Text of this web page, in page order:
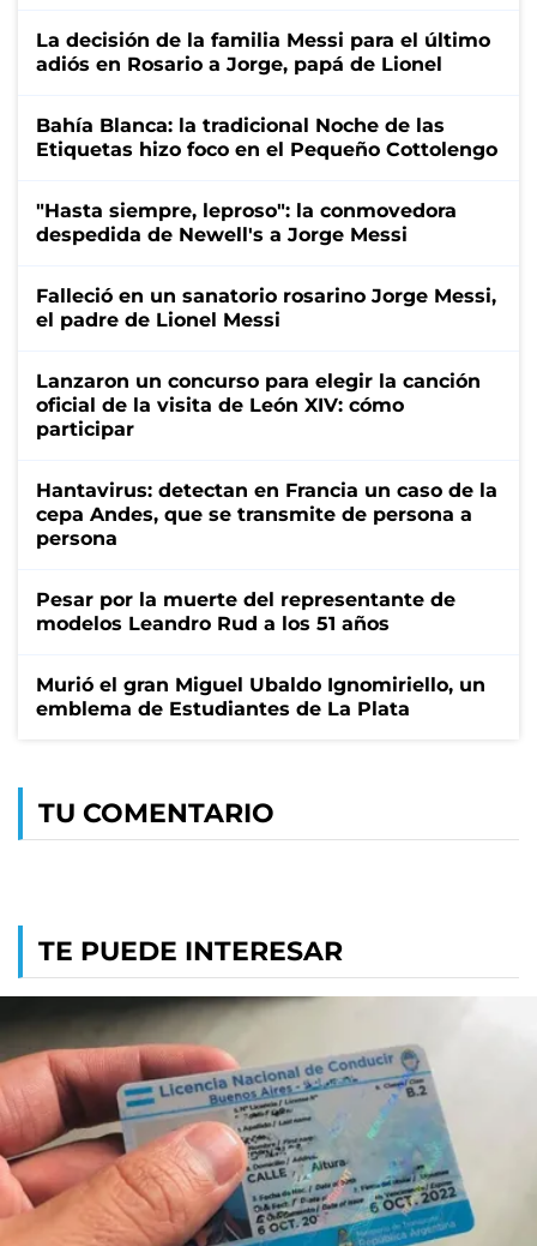
La decisión de la familia Messi para el último
adiós en Rosario a Jorge, papá de Lionel
Bahía Blanca: la tradicional Noche de las
Etiquetas hizo foco en el Pequeño Cottolengo
"Hasta siempre, leproso": la conmovedora
despedida de Newell's a Jorge Messi
Falleció en un sanatorio rosarino Jorge Messi,
el padre de Lionel Messi
Lanzaron un concurso para elegir la canción
oficial de la visita de León XIV: cómo
participar
Hantavirus: detectan en Francia un caso de la
cepa Andes, que se transmite de persona a
persona
Pesar por la muerte del representante de
modelos Leandro Rud a los 51 años
Murió el gran Miguel Ubaldo Ignomiriello, un
emblema de Estudiantes de La Plata
TU COMENTARIO
TE PUEDE INTERESAR